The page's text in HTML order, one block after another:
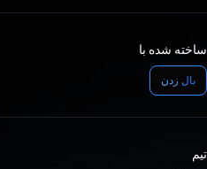
ساخته شده با
بال زدن
تیم